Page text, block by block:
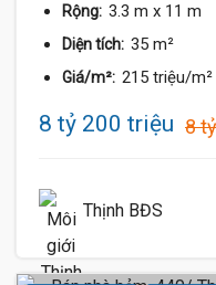
Rộng: 3.3 m x 11 m
Diện tích: 35 m²
Giá/m²: 215 triệu/m²
8 tỷ 200 triệu 8
Thịnh BĐS